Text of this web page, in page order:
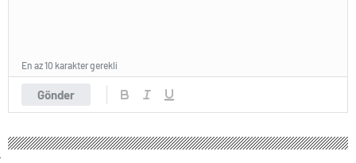
Gönder
En az 10 karakter gerekli